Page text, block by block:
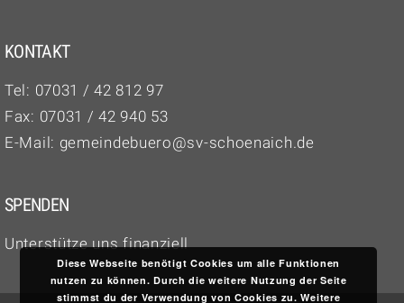
KONTAKT
Tel: 07031 / 42 812 97‬
Fax: 07031 / 42 940 53
E-Mail: gemeindebuero@sv-schoenaich.de
SPENDEN
Unterstütze uns finanziell
Diese Webseite benötigt Cookies um alle Funktionen
nutzen zu können. Durch die weitere Nutzung der Seite
stimmst du der Verwendung von Cookies zu.Weitere